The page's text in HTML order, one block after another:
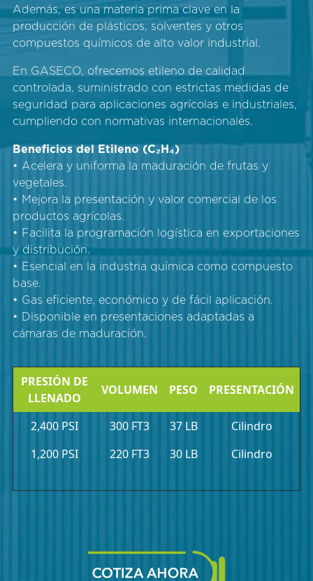
Además, es una materia prima clave en la
producción de plásticos, solventes y otros
compuestos químicos de alto valor industrial.
En GASECO, ofrecemos etileno de calidad
controlada, suministrado con estrictas medidas de
seguridad para aplicaciones agrícolas e industriales,
cumpliendo con normativas internacionales.
Beneficios del Etileno (C₂H₄)
• Acelera y uniforma la maduración de frutas y
vegetales.
• Mejora la presentación y valor comercial de los
productos agrícolas.
• Facilita la programación logística en exportaciones
y distribución.
• Esencial en la industria química como compuesto
base.
• Gas eficiente, económico y de fácil aplicación.
• Disponible en presentaciones adaptadas a
cámaras de maduración.
PRESIÓN DE
LLENADO
VOLUMEN PESO PRESENTACIÓN
2,400 PSI 300 FT3 37 LB
Cilindro
1,200 PSI
220 FT3 30 LB Cilindro